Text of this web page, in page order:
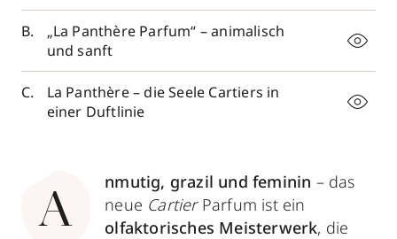
„La Panthère Parfum“ – animalisch
und sanft
La Panthère – die Seele Cartiers in
einer Duftlinie
A
nmutig, grazil und feminin – das
neue Cartier Parfum ist ein
olfaktorisches Meisterwerk, die